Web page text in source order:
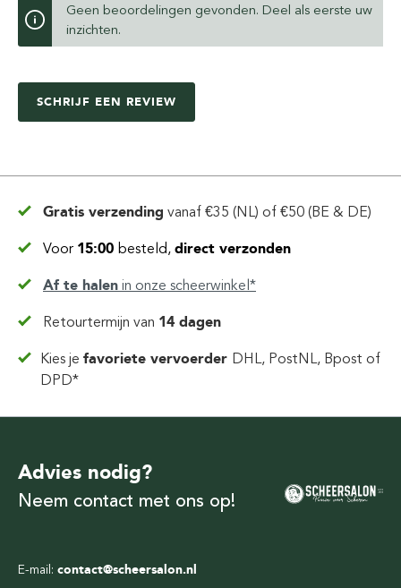
Geen beoordelingen gevonden. Deel als eerste uw
inzichten.
SCHRIJF EEN REVIEW
Gratis verzending vanaf €35 (NL) of €50 (BE & DE)
Voor 15:00 besteld, direct verzonden
Af te halen in onze scheerwinkel*
Retourtermijn van 14 dagen
Kies jefavoriete vervoerder DHL, PostNL, Bpost of
DPD*
E-mail: contact@scheersalon.nl
Advies nodig?
Neem contact met ons op!